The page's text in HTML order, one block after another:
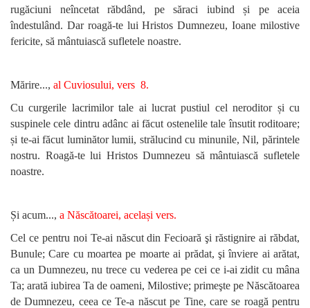
rugăciuni neîncetat răbdând, pe săraci iubind și pe aceia
îndestulând. Dar roagă-te lui Hristos Dumnezeu, Ioane milostive
fericite, să mântuiască sufletele noastre.
Mărire..., al Cuviosului, vers 8.
Cu curgerile lacrimilor tale ai lucrat pustiul cel neroditor și cu
suspinele cele dintru adânc ai făcut ostenelile tale însutit roditoare;
și te-ai făcut luminător lumii, strălucind cu minunile, Nil, părintele
nostru. Roagă-te lui Hristos Dumnezeu să mântuiască sufletele
noastre.
Și acum..., a Născătoarei, același vers.
Cel ce pentru noi Te-ai născut din Fecioară şi răstignire ai răbdat,
Bunule; Care cu moartea pe moarte ai prădat, şi înviere ai arătat,
ca un Dumnezeu, nu trece cu vederea pe cei ce i-ai zidit cu mâna
Ta; arată iubirea Ta de oameni, Milostive; primeşte pe Născătoarea
de Dumnezeu, ceea ce Te-a născut pe Tine, care se roagă pentru